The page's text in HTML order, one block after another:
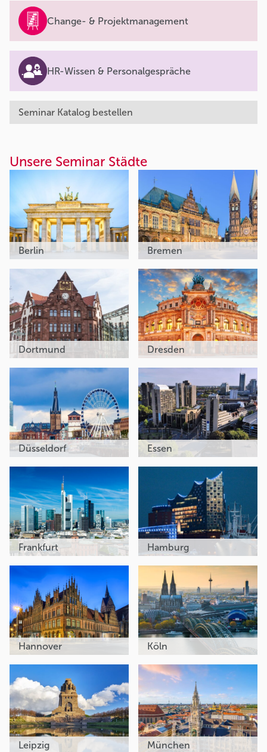
Change- & Projektmanagement
HR-Wissen & Personalgespräche
Seminar Katalog bestellen
Unsere Seminar Städte
Berlin Bremen
Dortmund Dresden
Düsseldorf Essen
Frankfurt Hamburg
Hannover Köln
Leipzig München